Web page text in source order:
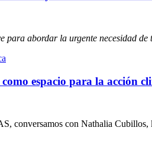
para abordar la urgente necesidad
espacio para la acción
conversamos con Nathalia Cubillos,